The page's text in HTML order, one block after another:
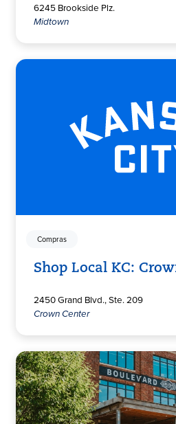
6245 Brookside Plz.
Midtown
Compras
Shop Local KC:
2450 Grand Blvd., Ste. 209
Crown Center